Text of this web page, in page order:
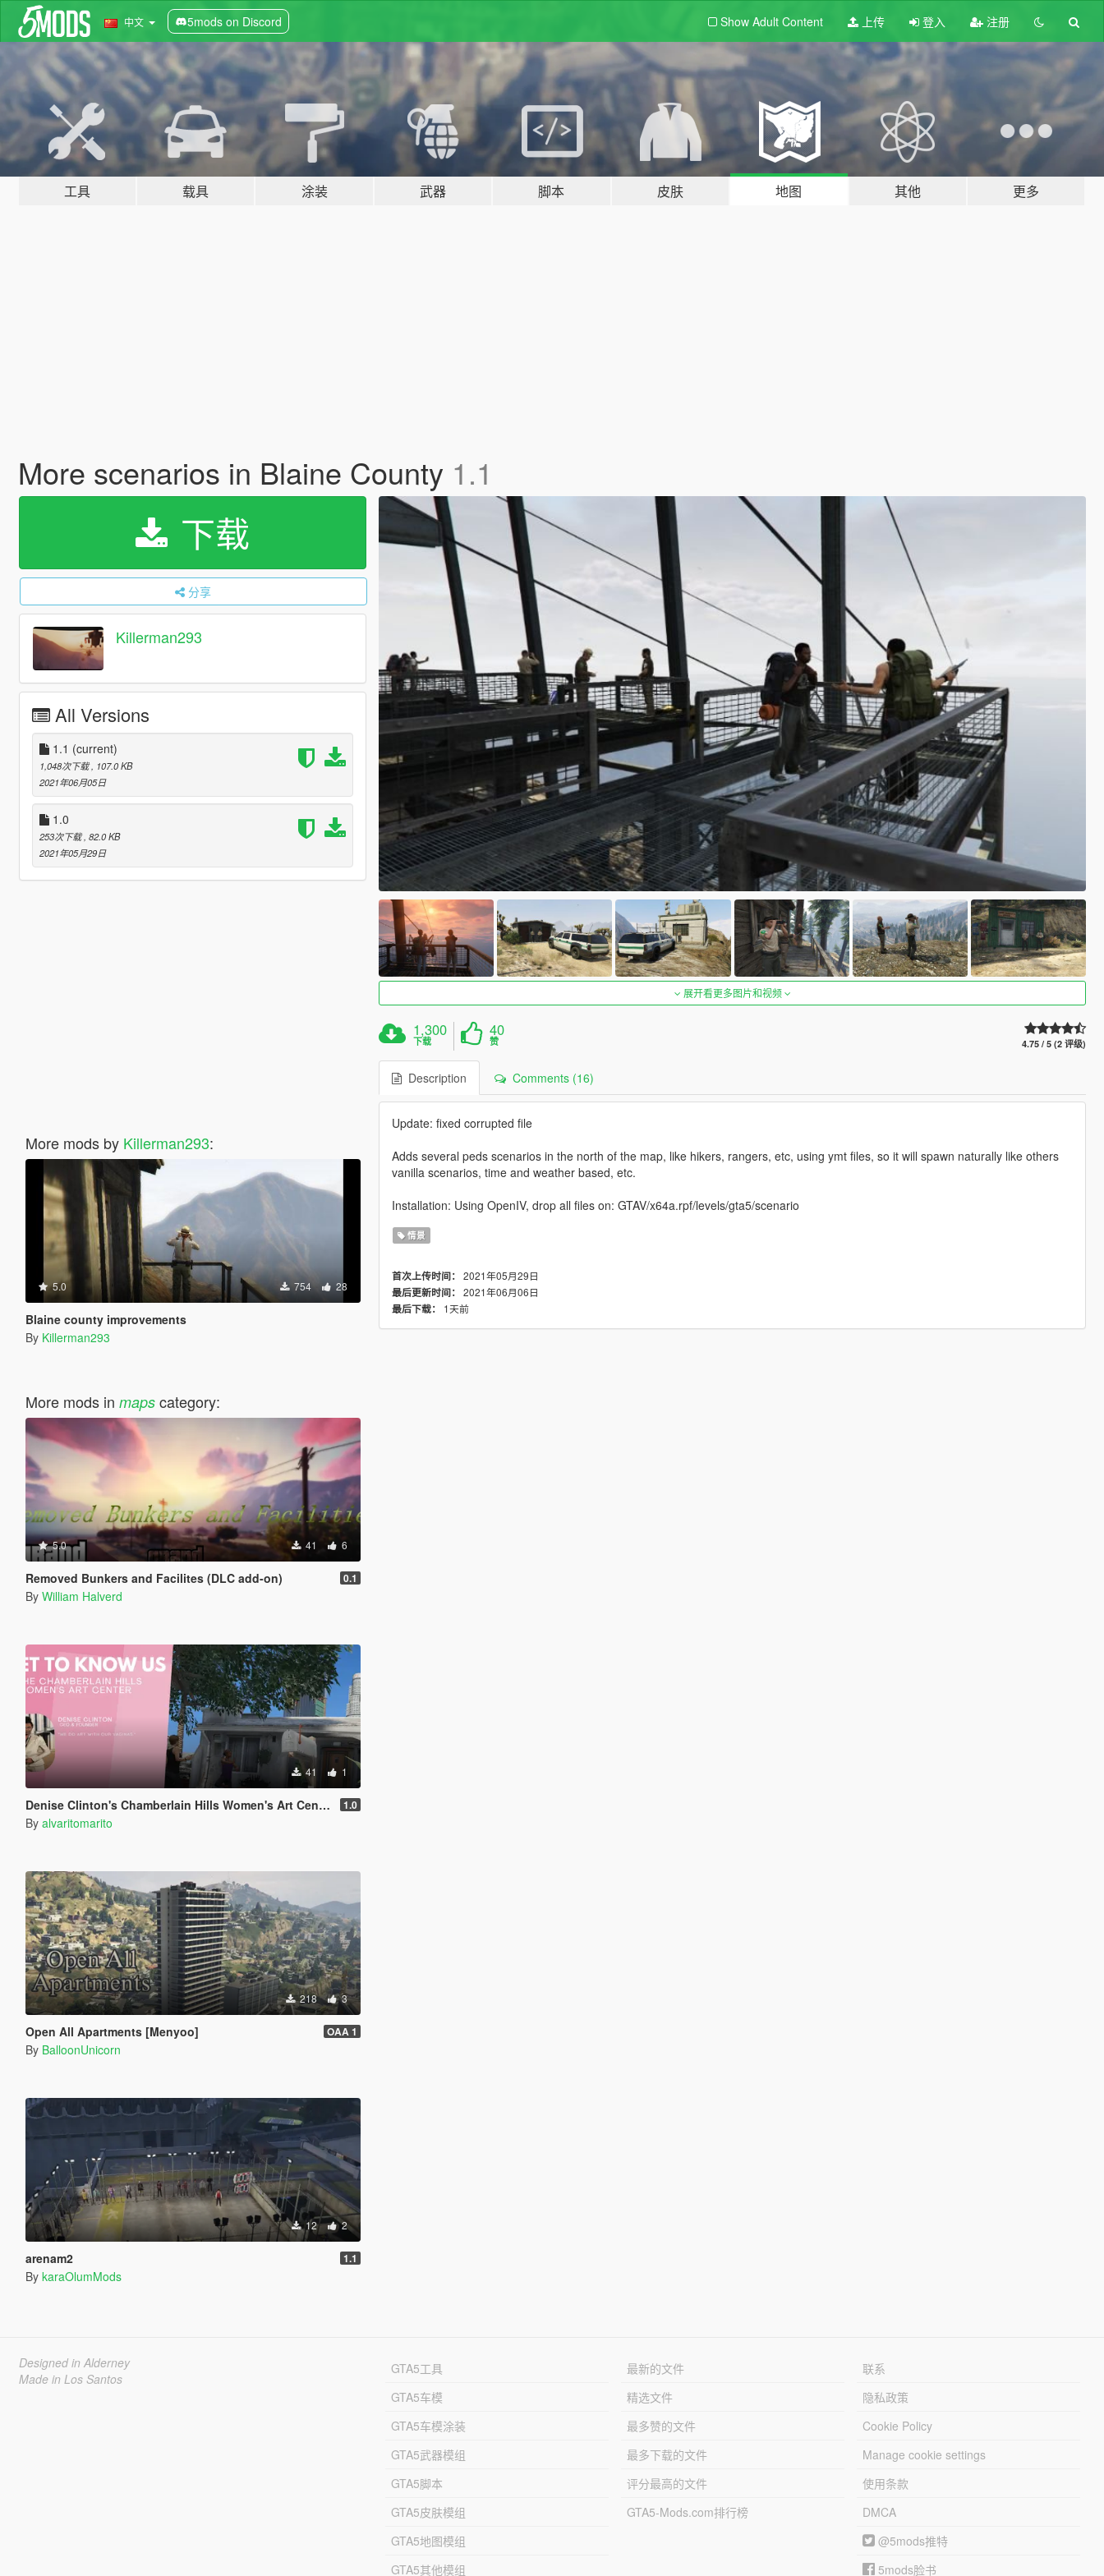
中文 5mods on Discord Show Adult Content 上传 登入 注册
工具 载具 涂装 武器 脚本 皮肤 地图 其他 更多
More scenarios in Blaine County 1.1
下载
分享
Killerman293
All Versions
1.1 (current)
1,048次下载 , 107.0 KB
2021年06月05日
1.0
253次下载 , 82.0 KB
2021年05月29日
More mods by Killerman293:
5.0 754 28
Blaine county improvements
By Killerman293
More mods in mapscategory:
5.0 41 6
Removed Bunkers and Facilites (DLC add-on) 0.1
By William Halverd
41 1
Denise Clinton's Chamberlain Hills Women's Art Center 1.0
By alvaritomarito
218 3
Open All Apartments [Menyoo] OAA 1
By BalloonUnicorn
12 2
arenam2 1.1
By karaOlumMods
展开看更多图片和视频
1,300
下载
40
赞 4.75 / 5 (2 评级)
Description Comments (16)
Update: fixed corrupted file
Adds several peds scenarios in the north of the map, like hikers, rangers, etc, using ymt files, so it will spawn naturally like others
vanilla scenarios, time and weather based, etc.
Installation: Using OpenIV, drop all files on: GTAV/x64a.rpf/levels/gta5/scenario
情景
首次上传时间： 2021年05月29日
最后更新时间： 2021年06月06日
最后下载：
1天前
Designed in Alderney
Made in Los Santos
GTA5工具
GTA5车模
GTA5车模涂装
GTA5武器模组
GTA5脚本
GTA5皮肤模组
GTA5地图模组
GTA5其他模组
最新的文件
精选文件
最多赞的文件
最多下载的文件
评分最高的文件
GTA5-Mods.com排行榜
联系
隐私政策
Cookie Policy
Manage cookie settings
使用条款
DMCA
@5mods推特
5mods脸书